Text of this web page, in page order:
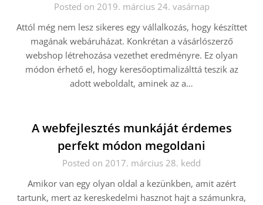
Posted on 2019. március 24. vasárnap
Attól még nem lesz sikeres egy vállalkozás, hogy készíttet
magának webáruházat. Konkrétan a vásárlószerző
webshop létrehozása vezethet eredményre. Ez olyan
módon érhető el, hogy keresőoptimalizálttá teszik az
adott weboldalt, aminek az a…
A webfejlesztés munkáját érdemes
perfekt módon megoldani
Posted on 2017. március 28. kedd
Amikor van egy olyan oldal a kezünkben, amit azért
tartunk, mert az kereskedelmi hasznot hajt a számunkra,